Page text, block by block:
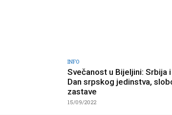
INFO
Svečanost u Bijeljini: Srbija
Dan srpskog jedinstva,
zastave
15/09/2022